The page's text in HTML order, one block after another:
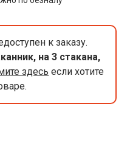
к заказу.
на 3 стакана,
здесь если хотите